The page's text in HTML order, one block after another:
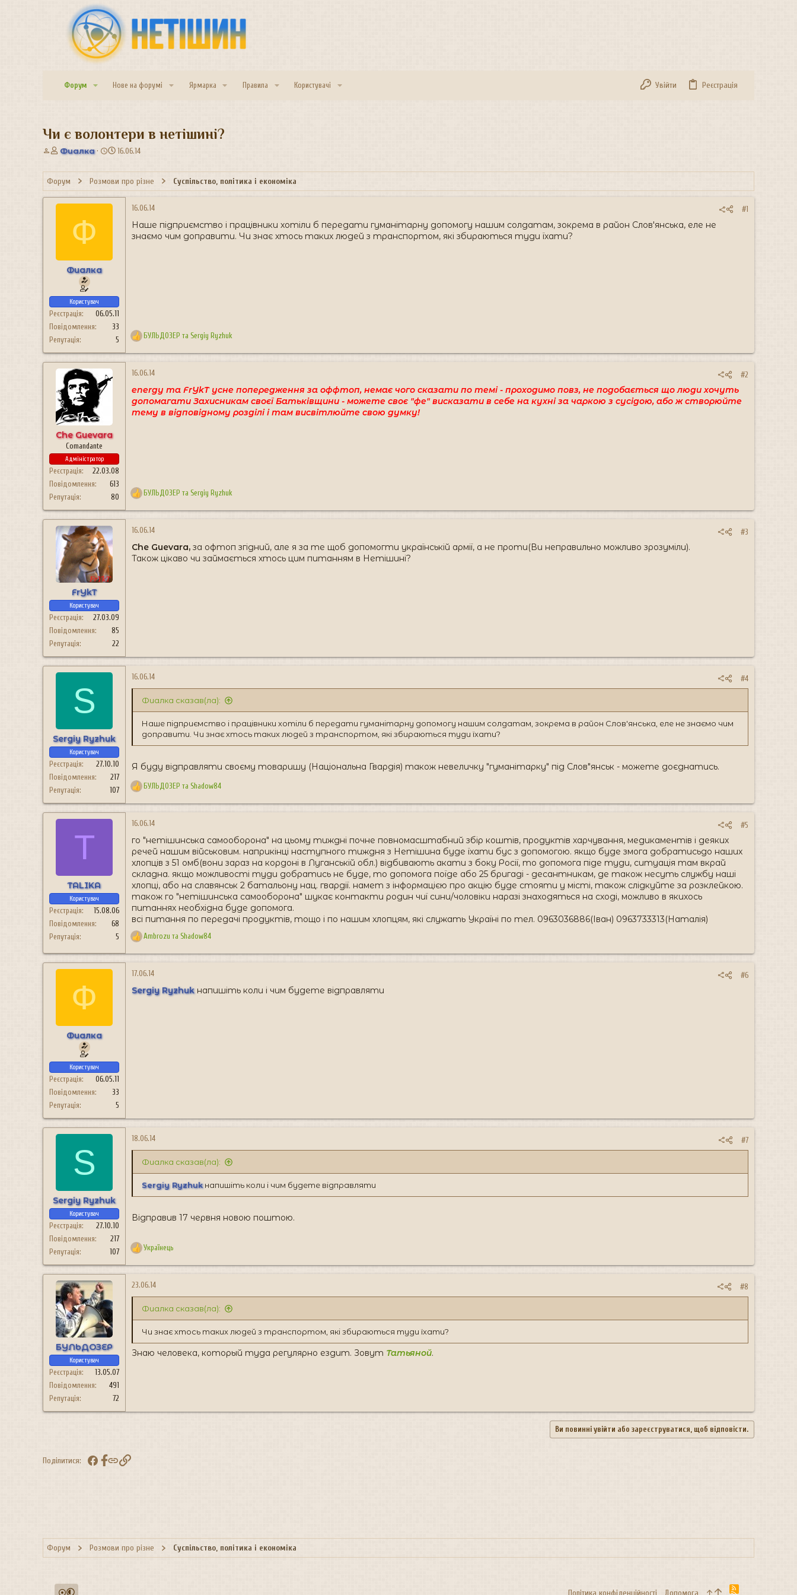
Форум Нове на форумі Ярмарка Правила Користувачі Увійти Реєстрація
Чи є волонтери в нетішині?
А
т
о
р
т
Фиалка
Д
т
а
с
16.06.14
Форум Розмови про різне Суспільство, політика і економіка
Ф
Фиалка
Користувач
Реєстрація
06.05.11
Повідомлення
33
Репутація
5
16.06.14 #1
Наше підприємство і працівники хотіли б передати гуманітарну допомогу нашим солдатам, зокрема в район Слов'янська, еле не
знаємо чим доправити. Чи знає хтось таких людей з транспортом, які збираються туди їхати?
Р
к
і
ї
:
БУЛЬДОЗЕР та Sergiy Ryzhuk
Che Guevara
Comandante
Адміністратор
Реєстрація
22.03.08
Повідомлення
613
Репутація
80
16.06.14 #2
energy та FrYkT усне попередження за оффтоп, немає чого сказати по темі - проходимо повз, не подобається що люди хочуть
допомагати Захисникам своєї Батьківщини - можете своє "фе" висказати в себе на кухні за чаркою з сусідою, або ж створюйте
тему в відповідному розділі і там висвітлюйте свою думку!
Р
к
і
БУЛЬДОЗЕР та Sergiy Ryzhuk
FrYkT
Користувач
Реєстрація
27.03.09
Повідомлення
85
Репутація
22
16.06.14 #3
Che Guevara, за офтоп згідний, але я за те щоб допомогти українській армії, а не проти(Ви неправильно можливо зрозуміли).
Також цікаво чи займається хтось цим питанням в Нетішині?
S
Sergiy Ryzhuk
Користувач
Реєстрація
27.10.10
Повідомлення
217
Репутація
107
16.06.14 #4
Фиалка сказав(ла):
Наше підприємство і працівники хотіли б передати гуманітарну допомогу нашим солдатам, зокрема в район Слов'янська, еле не знаємо чим
доправити. Чи знає хтось таких людей з транспортом, які збираються туди їхати?
Я буду відправляти своєму товаришу (Національна Гвардія) також невеличку "гуманітарку" під Слов"янськ - можете доєднатись.
Р
к
і
ї
:
БУЛЬДОЗЕР та Shadow84
T
TALIKA
Користувач
Реєстрація
15.08.06
Повідомлення
68
Репутація
5
16.06.14 #5
го "нетішинська самооборона" на цьому тиждні почне повномасштабний збір коштів, продуктів харчування, медикаментів і деяких
речей нашим військовим. наприкінці наступного тиждня з Нетішина буде їхати бус з допомогою. якщо буде змога добратисьдо наших
хлопців з 51 омб(вони зараз на кордоні в Луганській обл.) відбивають акати з боку Росії, то допомога піде туди, ситуація там вкрай
складна. якщо можливості туди добратись не буде, то допомога поїде або 25 бригаді - десантникам, де також несуть службу наші
хлопці, або на славянськ 2 батальону нац. гвардії. намет з інформацією про акцію буде стояти у місті, також слідкуйте за розклейкою.
також го "нетішинська самооборона" шукає контакти родин чиї сини/чоловіки наразі знаходяться на сході, можливо в якихось
питаннях необхідна буде допомога.
всі питання по передачі продуктів, тощо і по нашим хлопцям, які служать Україні по тел. 0963036886(Іван) 0963733313(Наталія)
Р
к
і
Ambrozu та Shadow84
Ф
Фиалка
Користувач
Реєстрація
06.05.11
Повідомлення
33
Репутація
5
17.06.14 #6
Sergiy Ryzhukнапишіть коли і чим будете відправляти
S
Sergiy Ryzhuk
Користувач
Реєстрація
27.10.10
Повідомлення
217
Репутація
107
18.06.14 #7
Фиалка сказав(ла):
Sergiy Ryzhukнапишіть коли і чим будете відправляти
Відправив 17 червня новою поштою.
Р
к
ц
Українець
БУЛЬДОЗЕР
Користувач
Реєстрація
13.05.07
Повідомлення
491
Репутація
72
23.06.14 #8
Фиалка сказав(ла):
Чи знає хтось таких людей з транспортом, які збираються туди їхати?
Знаю человека, который туда регулярно ездит. Зовут Татьяной.
Ви повинні увійти або зареєструватися, щоб відповісти.
Поділитися: FacebookПосилання
Форум Розмови про різне Суспільство, політика і економіка
Політика конфіденційності Дoпoмoга
R